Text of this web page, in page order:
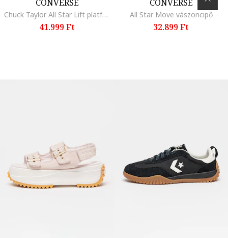
CONVERSE
Chuck Taylor All Star Lift platformsneaker, Aranyszín/Törtfehér
41.999 Ft
CONVERSE
All Star Move vászoncipő
32.899 Ft